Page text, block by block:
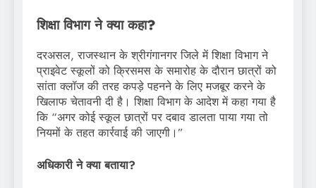
शिक्षा विभाग ने क्या कहा?
दरअसल, राजस्थान के श्रीगंगानगर जिले में शिक्षा विभाग ने
प्राइवेट स्कूलों को क्रिसमस के समारोह के दौरान छात्रों को
सांता क्लॉज की तरह कपड़े पहनने के लिए मजबूर करने के
खिलाफ चेतावनी दी है। शिक्षा विभाग के आदेश में कहा गया है
कि “अगर कोई स्कूल छात्रों पर दबाव डालता पाया गया तो
नियमों के तहत कार्रवाई की जाएगी।”
अधिकारी ने क्या बताया?